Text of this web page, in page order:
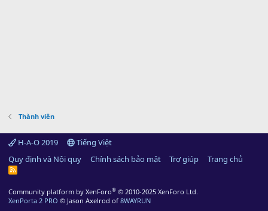
Thành viên
H-A-O 2019
Tiếng Việt
Quy định và Nội quy
Chính sách bảo mật Trợ giúp Trang chủ
R
Community platform by XenForo® © 2010-2025 XenForo Ltd.
XenPorta 2 PRO © Jason Axelrod of 8WAYRUN